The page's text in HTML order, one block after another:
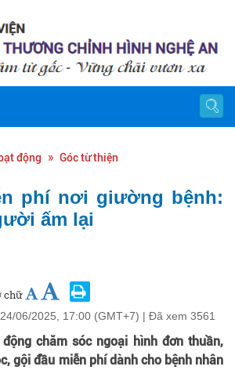
động Góc từ thiện
phí nơi giường bệnh:
ấm lại
chữ
06/2025, 17:00 (GMT+7) | Đã xem 3561
chăm sóc ngoại hình đơn thuần,
gội đầu miễn phí dành cho bệnh nhân